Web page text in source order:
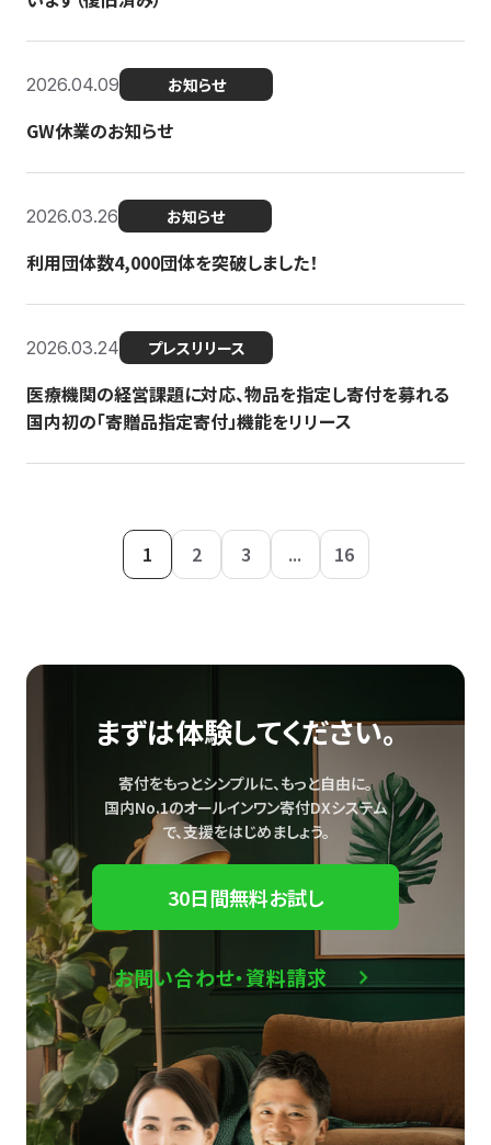
2026.04.09 お知らせ
GW休業のお知らせ
2026.03.26 お知らせ
利用団体数4,000団体を突破しました！
2026.03.24 プレスリリース
医療機関の経営課題に対応、物品を指定し寄付を募れる
国内初の「寄贈品指定寄付」機能をリリース
1 2 3 ... 16
まずは体験してください。
寄付をもっとシンプルに、もっと自由に。
国内No.1のオールインワン寄付DXシステム
で、支援をはじめましょう。
30日間無料お試し
お問い合わせ・資料請求